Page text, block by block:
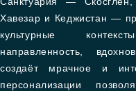
Хавезар и Кеджистан —
культурные
направленность,
создаёт мрачное и
персонализации